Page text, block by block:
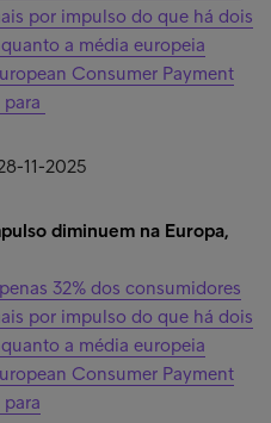
por impulso do que há dois
a média europeia
Consumer Payment
11-2025
diminuem na Europa,
32% dos consumidores
por impulso do que há dois
a média europeia
Consumer Payment